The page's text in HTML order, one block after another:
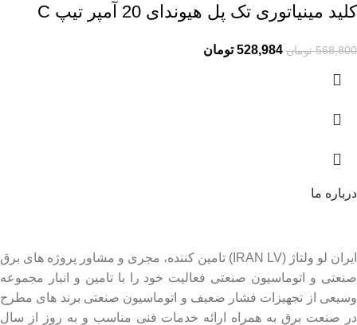
کلید مینیاتوری تک پل هیوندای 20 آمپر تیپ C
568,800 تومان 528,984 تومان
درباره ما
ایران لو ولتاژ (IRAN LV) تامین کننده، مجری و مشاور پروژه های برق
صنعتی و اتوماسیون صنعتی فعالیت خود را با تامین و انبار مجموعه
وسیعی از تجهیزات فشار ضعیف و اتوماسیون صنعتی برند های مطرح
در صنعت برق به همراه ارائه خدمات فنی مناسب و به روز از سال